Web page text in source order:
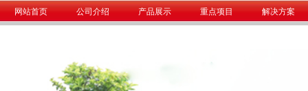
网站首页 公司介绍 产品展示 重点项目 解决方案